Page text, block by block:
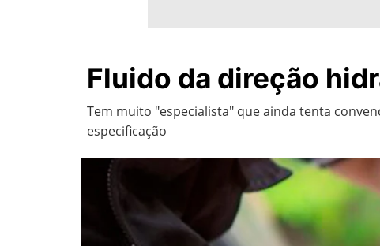
Fluido da direção
Tem muito "especialista" que ainda tenta
especificação